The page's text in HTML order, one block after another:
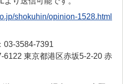
shokuhin/opinion-1528.html
03-3584-7391
6122 東京都港区赤坂5-2-20 赤